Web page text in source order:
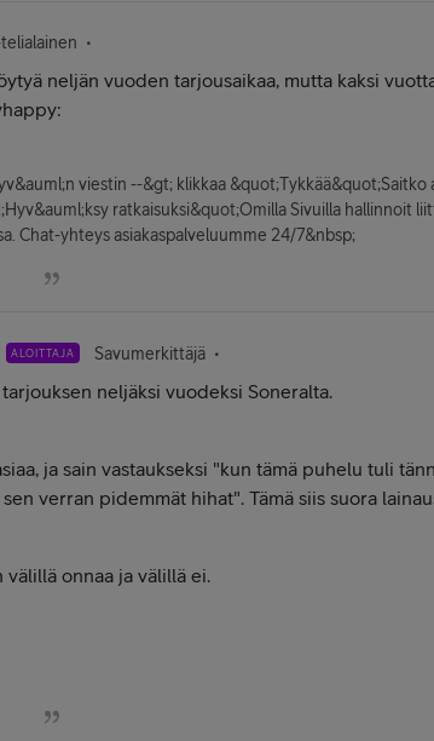
telialainen
neljän vuoden tarjousaikaa, mutta kaksi
viestin --&gt; klikkaa
ratkaisuksi&quot;Omilla Sivuilla hallinnoit
Chat-yhteys asiakaspalveluumme 24/7&nbsp;
ALOITTAJA Savumerkittäjä
neljäksi vuodeksi Soneralta.
ja sain vastaukseksi "kun tämä puhelu tuli
verran pidemmät hihat". Tämä siis suora
välillä onnaa ja välillä ei.